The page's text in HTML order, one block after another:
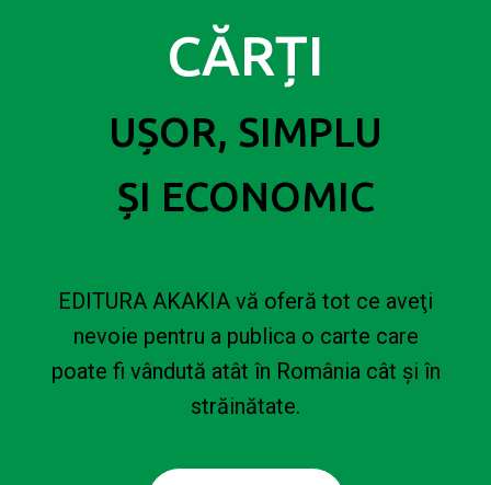
CĂRȚI
UȘOR, SIMPLU
ȘI ECONOMIC
EDITURA AKAKIA vă oferă tot ce aveţi
nevoie pentru a publica o carte care
poate fi vândută atât în România cât și în
străinătate.